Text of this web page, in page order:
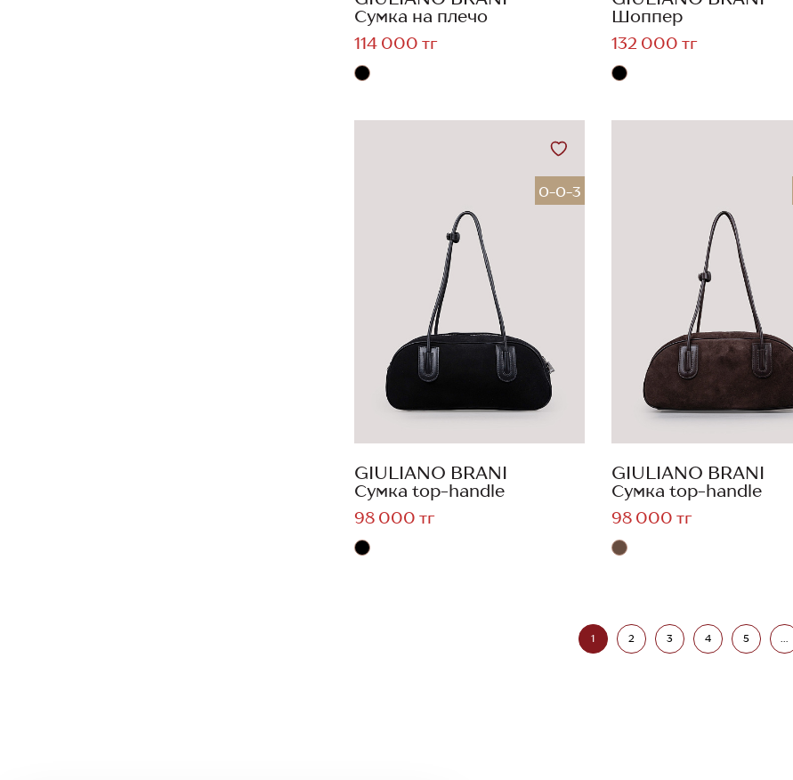
Сумка на плечо
114 000 тг
Шоппер
132 000 тг
0-0-3
GIULIANO BRANI
Сумка top-handle
98 000 тг
GIULIANO BRANI
Сумка top-handle
98 000 тг
1 2 3 4 5